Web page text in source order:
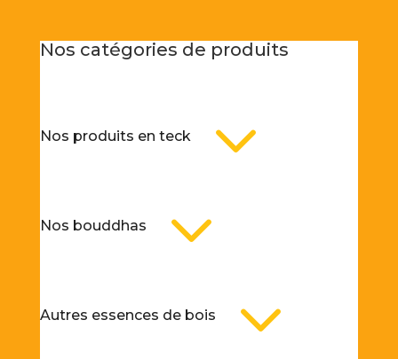
Nos catégories de produits
Nos produits en teck3
Nos bouddhas 3
Autres essences de bois 3